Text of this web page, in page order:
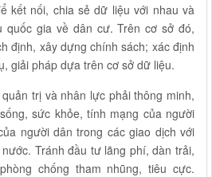
kết nối, chia sẻ dữ liệu với nhau và
quốc gia về dân cư. Trên cơ sở đó,
định, xây dựng chính sách; xác định
giải pháp dựa trên cơ sở dữ liệu.
trị và nhân lực phải thông minh,
sức khỏe, tính mạng của người
người dân trong các giao dịch với
Tránh đầu tư lãng phí, dàn trải,
chống tham nhũng, tiêu cực.